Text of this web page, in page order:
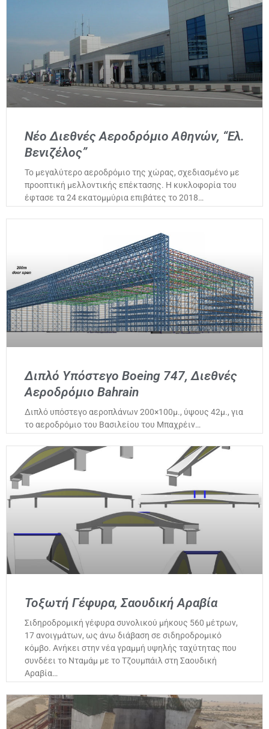
Νέο Διεθνές Αεροδρόμιο Αθηνών, “Ελ.
Βενιζέλος”
Το μεγαλύτερο αεροδρόμιο της χώρας, σχεδιασμένο με
προοπτική μελλοντικής επέκτασης. Η κυκλοφορία του
έφτασε τα 24 εκατομμύρια επιβάτες το 2018…
Διπλό Υπόστεγο Boeing 747, Διεθνές
Αεροδρόμιο Bahrain
Διπλό υπόστεγο αεροπλάνων 200×100μ., ύψους 42μ., για
το αεροδρόμιο του Βασιλείου του Μπαχρέιν…
Τοξωτή Γέφυρα, Σαουδική Αραβία
Σιδηροδρομική γέφυρα συνολικού μήκους 560 μέτρων,
17 ανοιγμάτων, ως άνω διάβαση σε σιδηροδρομικό
κόμβο. Ανήκει στην νέα γραμμή υψηλής ταχύτητας που
συνδέει το Νταμάμ με το Τζουμπάιλ στη Σαουδική
Αραβία…